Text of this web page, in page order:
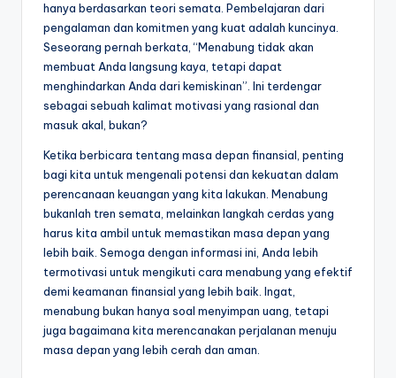
hanya berdasarkan teori semata. Pembelajaran dari
pengalaman dan komitmen yang kuat adalah kuncinya.
Seseorang pernah berkata, “Menabung tidak akan
membuat Anda langsung kaya, tetapi dapat
menghindarkan Anda dari kemiskinan”. Ini terdengar
sebagai sebuah kalimat motivasi yang rasional dan
masuk akal, bukan?
Ketika berbicara tentang masa depan finansial, penting
bagi kita untuk mengenali potensi dan kekuatan dalam
perencanaan keuangan yang kita lakukan. Menabung
bukanlah tren semata, melainkan langkah cerdas yang
harus kita ambil untuk memastikan masa depan yang
lebih baik. Semoga dengan informasi ini, Anda lebih
termotivasi untuk mengikuti cara menabung yang efektif
demi keamanan finansial yang lebih baik. Ingat,
menabung bukan hanya soal menyimpan uang, tetapi
juga bagaimana kita merencanakan perjalanan menuju
masa depan yang lebih cerah dan aman.